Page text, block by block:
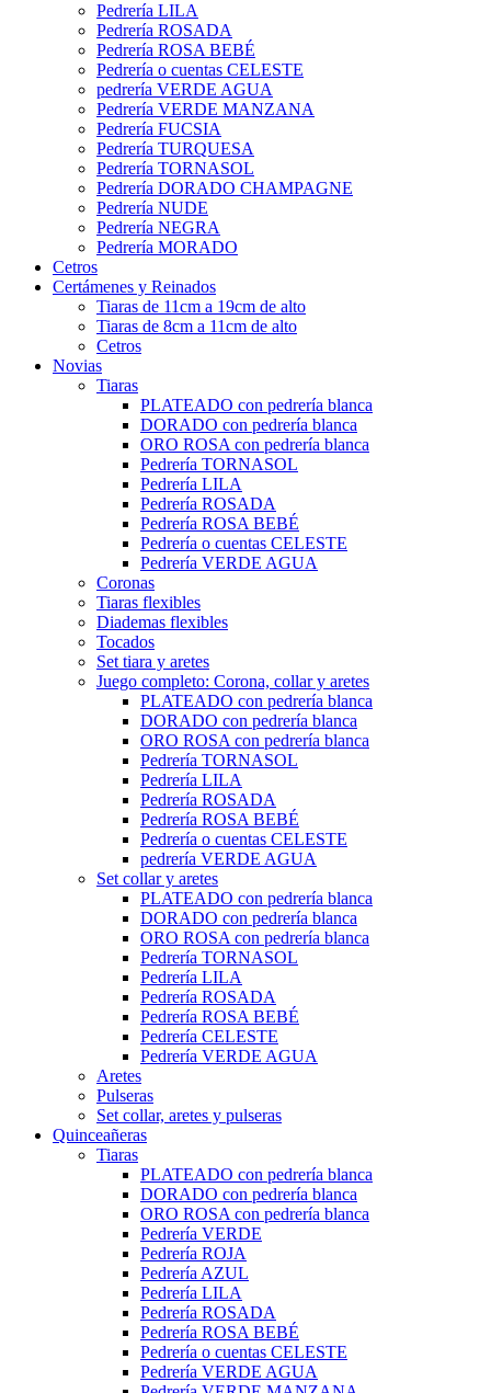
Pedrería LILA
Pedrería ROSADA
Pedrería ROSA BEBÉ
Pedrería o cuentas CELESTE
pedrería VERDE AGUA
Pedrería VERDE MANZANA
Pedrería FUCSIA
Pedrería TURQUESA
Pedrería TORNASOL
Pedrería DORADO CHAMPAGNE
Pedrería NUDE
Pedrería NEGRA
Pedrería MORADO
Cetros
Certámenes y Reinados
Tiaras de 11cm a 19cm de alto
Tiaras de 8cm a 11cm de alto
Cetros
Novias
Tiaras
PLATEADO con pedrería blanca
DORADO con pedrería blanca
ORO ROSA con pedrería blanca
Pedrería TORNASOL
Pedrería LILA
Pedrería ROSADA
Pedrería ROSA BEBÉ
Pedrería o cuentas CELESTE
Pedrería VERDE AGUA
Coronas
Tiaras flexibles
Diademas flexibles
Tocados
Set tiara y aretes
Juego completo: Corona, collar y aretes
PLATEADO con pedrería blanca
DORADO con pedrería blanca
ORO ROSA con pedrería blanca
Pedrería TORNASOL
Pedrería LILA
Pedrería ROSADA
Pedrería ROSA BEBÉ
Pedrería o cuentas CELESTE
pedrería VERDE AGUA
Set collar y aretes
PLATEADO con pedrería blanca
DORADO con pedrería blanca
ORO ROSA con pedrería blanca
Pedrería TORNASOL
Pedrería LILA
Pedrería ROSADA
Pedrería ROSA BEBÉ
Pedrería CELESTE
Pedrería VERDE AGUA
Aretes
Pulseras
Set collar, aretes y pulseras
Quinceañeras
Tiaras
PLATEADO con pedrería blanca
DORADO con pedrería blanca
ORO ROSA con pedrería blanca
Pedrería VERDE
Pedrería ROJA
Pedrería AZUL
Pedrería LILA
Pedrería ROSADA
Pedrería ROSA BEBÉ
Pedrería o cuentas CELESTE
Pedrería VERDE AGUA